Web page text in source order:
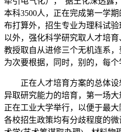
本科3500人，正在完成第一学
布打算外，招生专业为理科试
以外，强化科学研究取人才培
教授取自从进修三个无机连系
为次要根据，同时，别的，每个
正在人才培育方案的总体设
异取研究能力的培育，第一场大
正在工业大学举行，以便于最大
各校招生政策均有分歧程度的